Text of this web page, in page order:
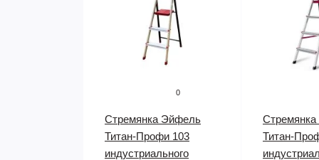
0
Стремянка Эйфель
Титан-Профи 103
индустриального
Титан-